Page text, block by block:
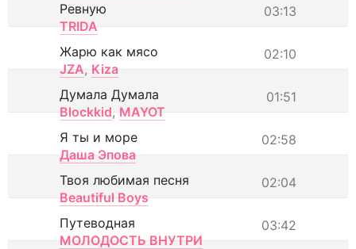
03:13
Ревную
TRIDA
02:10
Жарю как мясо
JZA, Kiza
01:51
Думала Думала
Blockkid, MAYOT
02:58
Я ты и море
Даша Эпова
02:04
Твоя любимая песня
Beautiful Boys
03:42
Путеводная
МОЛОДОСТЬ ВНУТРИ